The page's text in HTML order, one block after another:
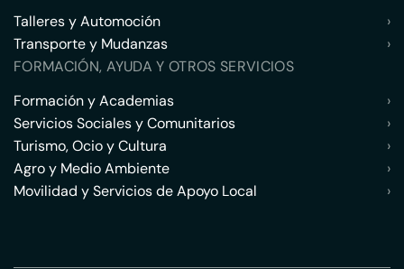
Talleres y Automoción
›
Transporte y Mudanzas
›
FORMACIÓN, AYUDA Y OTROS SERVICIOS
Formación y Academias
›
Servicios Sociales y Comunitarios
›
Turismo, Ocio y Cultura
›
Agro y Medio Ambiente
›
Movilidad y Servicios de Apoyo Local
›